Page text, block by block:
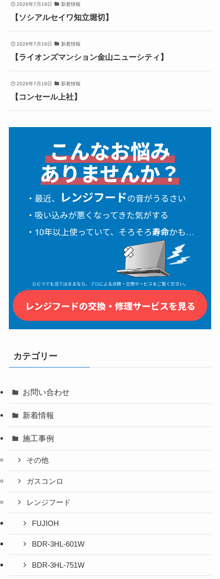
2026年7月19日 新着情報
【ソシアルセイワ知立堀切】
2026年7月19日 新着情報
【ライオンズマンション金山ニューシティ】
2026年7月19日 新着情報
【コンセール上社】
カテゴリー
お問い合わせ
新着情報
施工事例
その他
ガスコンロ
レンジフード
FUJIOH
BDR-3HL-601W
BDR-3HL-751W